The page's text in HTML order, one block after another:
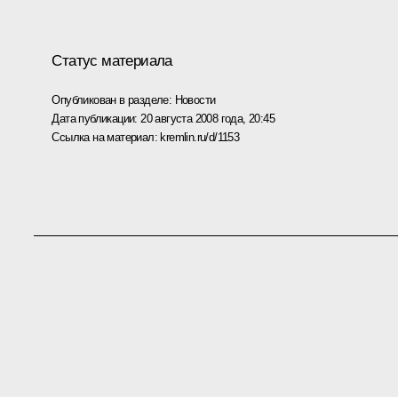
Статус материала
Опубликован в разделе: Новости
Дата публикации: 20 августа 2008 года, 20:45
Ссылка на материал:kremlin.ru/d/1153